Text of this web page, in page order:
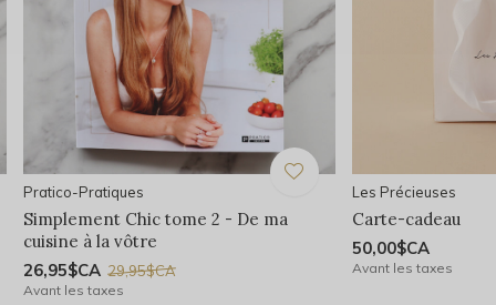
Pratico-Pratiques
Simplement Chic tome 2 - De ma
cuisine à la vôtre
26,95$CA 29,95$CA
Avant les taxes
Les Précieuses
Carte-cadeau
50,00$CA
Avant les taxes